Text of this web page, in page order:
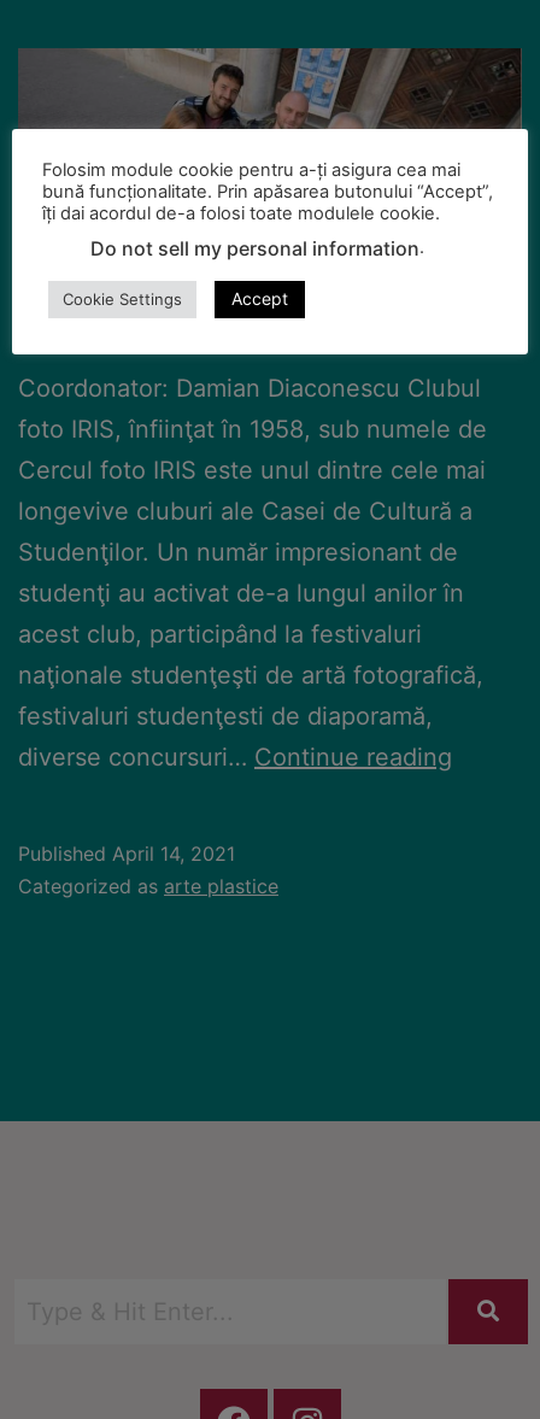
Coordonator: Damian Diaconescu Clubul
foto IRIS, înfiinţat în 1958, sub numele de
Cercul foto IRIS este unul dintre cele mai
longevive cluburi ale Casei de Cultură a
Studenţilor. Un număr impresionant de
studenţi au activat de-a lungul anilor în
acest club, participând la festivaluri
naţionale studenţeşti de artă fotografică,
festivaluri studenţesti de diaporamă,
diverse concursuri… Continue reading
Published April 14, 2021
Categorized as arte plastice
Folosim module cookie pentru a-ți asigura cea mai
bună funcționalitate. Prin apăsarea butonului “Accept”,
îți dai acordul de-a folosi toate modulele cookie.
Do not sell my personal information.
Cookie Settings Accept